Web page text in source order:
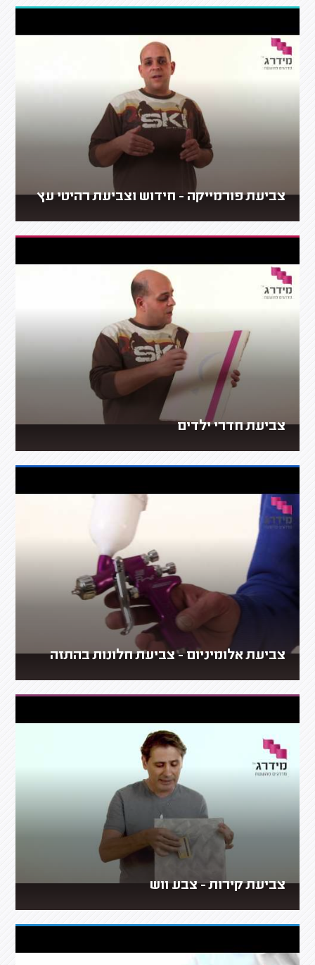
צביעת פורמייקה - חידוש וצביעת רהיטי עץ
צביעת חדרי ילדים
צביעת אלומיניום - צביעת חלונות בהתזה
צביעת קירות - צבע ווש